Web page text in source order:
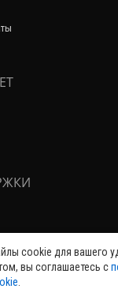
cookie для вашего
вы соглашаетесь с